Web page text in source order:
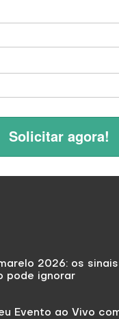
2026: os
pode ignorar
Evento ao Vivo